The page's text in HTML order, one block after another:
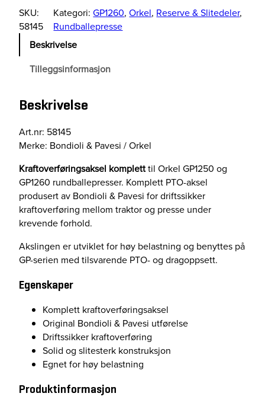
a
f
t
f
r
i
g
s
a
k
s
e
l
k
o
m
2
SKU:
58145
Kategori:GP1260, Orkel, Reserve & Slitedeler
Rundballepresse
Beskrivelse
Tilleggsinformasjon
Beskrivelse
Art.nr: 58145
Merke: Bondioli & Pavesi / Orkel
Kraftoverføringsaksel kompletttil Orkel GP1250 og
GP1260 rundballepresser. Komplett PTO-aksel
produsert av Bondioli & Pavesi for driftssikker
kraftoverføring mellom traktor og presse under
krevende forhold.
Akslingen er utviklet for høy belastning og benyttes på
GP-serien med tilsvarende PTO- og dragoppsett.
Egenskaper
Komplett kraftoverføringsaksel
Original Bondioli & Pavesi utførelse
Driftssikker kraftoverføring
Solid og slitesterk konstruksjon
Egnet for høy belastning
Produktinformasjon